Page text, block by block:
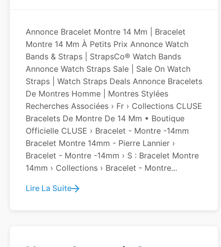
Annonce Bracelet Montre 14 Mm | Bracelet
Montre 14 Mm À Petits Prix Annonce Watch
Bands & Straps | StrapsCo® Watch Bands
Annonce Watch Straps Sale | Sale On Watch
Straps | Watch Straps Deals Annonce Bracelets
De Montres Homme | Montres Stylées
Recherches Associées › Fr › Collections CLUSE
Bracelets De Montre De 14 Mm • Boutique
Officielle CLUSE › Bracelet - Montre -14mm
Bracelet Montre 14mm - Pierre Lannier ›
Bracelet - Montre -14mm › S : Bracelet Montre
14mm › Collections › Bracelet - Montre...
Lire La Suite